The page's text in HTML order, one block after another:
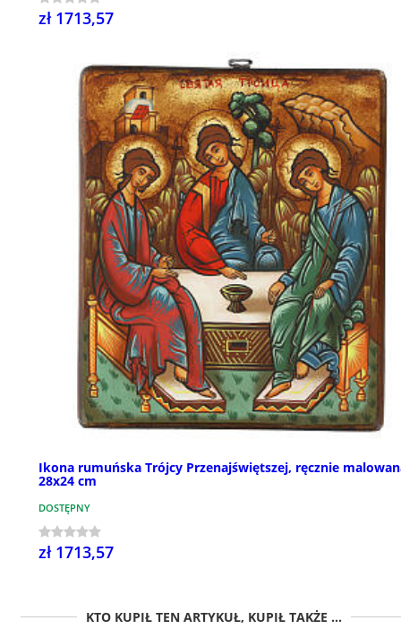
zł 1713,57
Ikona rumuńska Trójcy Przenajświętszej, ręcznie
28x24 cm
DOSTĘPNY
zł 1713,57
KTO KUPIŁ TEN ARTYKUŁ, KUPIŁ TAKŻE ...